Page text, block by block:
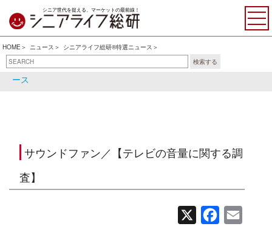
シニア世代を捉える、マーケットの最前線！
HOME ニュース
シニアライフ総研®特選ニュース
検索する
シニアライフ総研®特選ニュ
ース
シニア関連ニュース
サウンドファン／【テレビの音量に関する調
査】
Facebook